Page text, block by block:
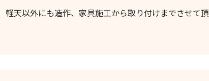
天以外にも造作、家具施工から取り付けまでさせて頂